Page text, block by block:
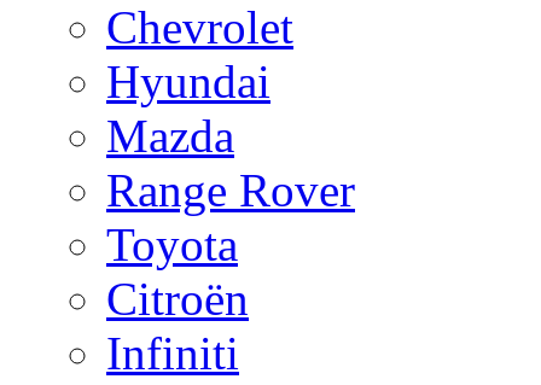
Chevrolet
Hyundai
Mazda
Range Rover
Toyota
Citroën
Infiniti